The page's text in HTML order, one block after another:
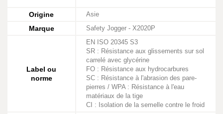
Origine Asie
Marque Safety Jogger - X2020P
Label ou
norme
EN ISO 20345 S3
SR : Résistance aux glissements sur sol
carrelé avec glycérine
FO : Résistance aux hydrocarbures
SC : Résistance à l'abrasion des pare-
pierres / WPA : Résistance à l'eau
matériaux de la tige
CI : Isolation de la semelle contre le froid